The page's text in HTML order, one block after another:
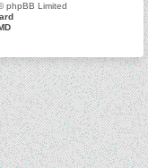
phpBB Limited